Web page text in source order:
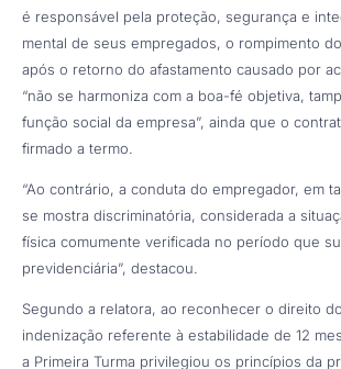
é responsável pela proteção, segurança e
mental de seus empregados, o rompimento
após o retorno do afastamento causado por
“não se harmoniza com a boa-fé objetiva,
função social da empresa”, ainda que o
firmado a termo.
“Ao contrário, a conduta do empregador, em
se mostra discriminatória, considerada a
física comumente verificada no período que
previdenciária”, destacou.
Segundo a relatora, ao reconhecer o direito
indenização referente à estabilidade de 12
a Primeira Turma privilegiou os princípios da